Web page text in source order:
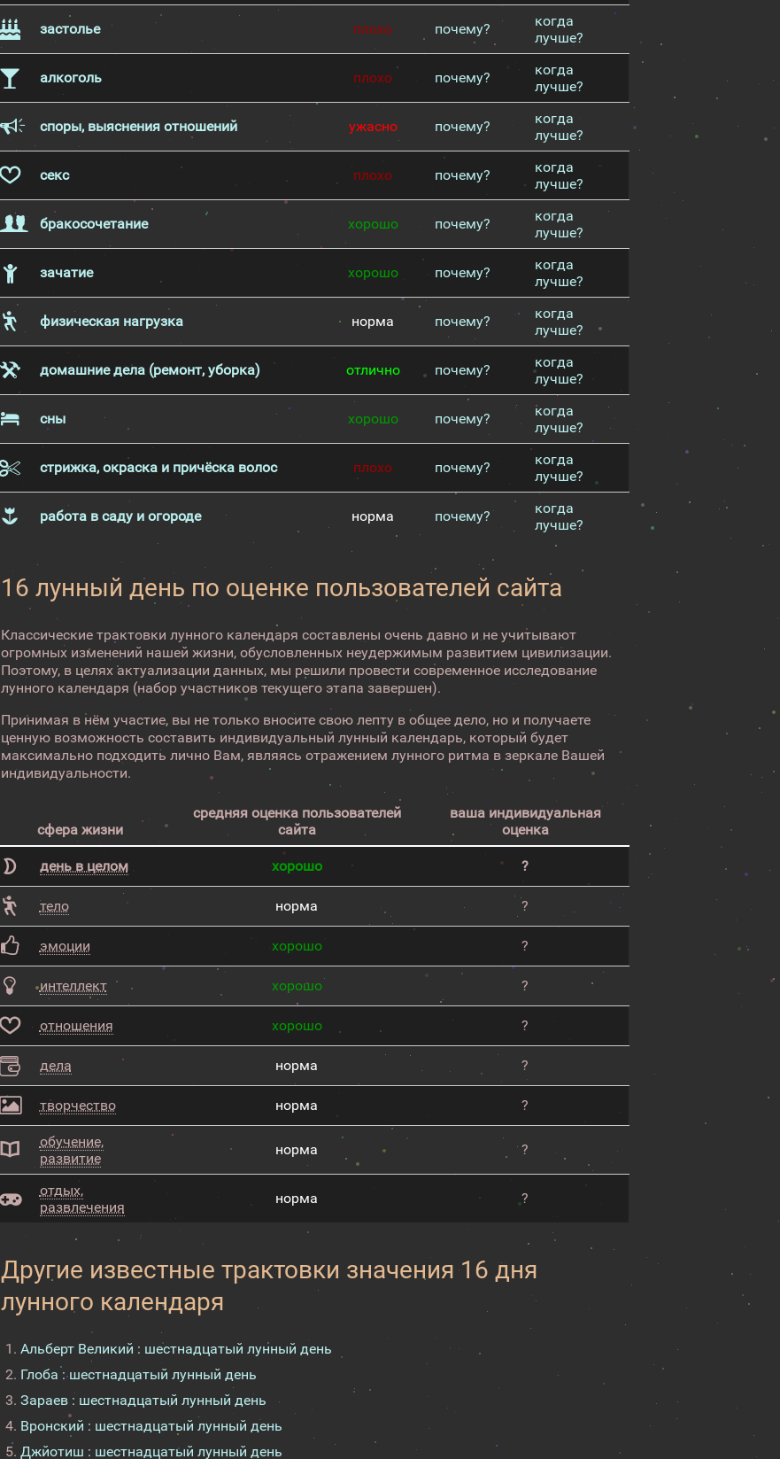
застолье плохо почему?
когда
лучше?
алкоголь плохо почему?
когда
лучше?
споры, выяснения отношений ужасно почему?
когда
лучше?
секс плохо почему?
когда
лучше?
бракосочетание хорошо почему?
когда
лучше?
зачатие хорошо почему?
когда
лучше?
физическая нагрузка норма почему?
когда
лучше?
домашние дела (ремонт, уборка) отлично почему?
когда
лучше?
сны хорошо почему?
когда
лучше?
стрижка, окраска и причёска волос плохо почему?
когда
лучше?
работа в саду и огороде норма почему?
когда
лучше?
16 лунный день по оценке пользователей сайта
Классические трактовки лунного календаря составлены очень давно и не учитывают
огромных изменений нашей жизни, обусловленных неудержимым развитием цивилизации.
Поэтому, в целях актуализации данных, мы решили провести современное исследование
лунного календаря (набор участников текущего этапа завершен).
Принимая в нём участие, вы не только вносите свою лепту в общее дело, но и получаете
ценную возможность составить индивидуальный лунный календарь, который будет
максимально подходить лично Вам, являясь отражением лунного ритма в зеркале Вашей
индивидуальности.
сфера жизни
средняя оценка пользователей
сайта
ваша индивидуальная
оценка
день в целом хорошо ?
тело норма ?
эмоции хорошо ?
интеллект хорошо ?
отношения хорошо ?
дела норма ?
творчество норма ?
обучение,
развитие
норма ?
отдых,
развлечения
норма ?
Другие известные трактовки значения 16 дня
лунного календаря
Альберт Великий : шестнадцатый лунный день
Глоба : шестнадцатый лунный день
Зараев : шестнадцатый лунный день
Вронский : шестнадцатый лунный день
Джйотиш : шестнадцатый лунный день